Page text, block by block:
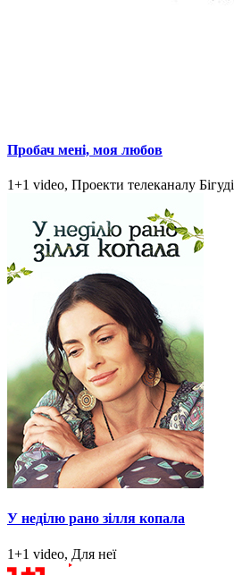
Пробач мені, моя любов
1+1 video, Проекти телеканалу Бігуді
У неділю рано зілля копала
1+1 video, Для неї